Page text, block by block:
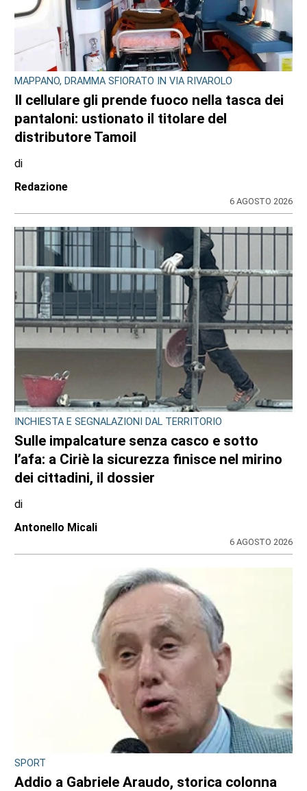
MAPPANO, DRAMMA SFIORATO IN VIA RIVAROLO
Il cellulare gli prende fuoco nella tasca dei
pantaloni: ustionato il titolare del
distributore Tamoil
di
Redazione
6 AGOSTO 2026
INCHIESTA E SEGNALAZIONI DAL TERRITORIO
Sulle impalcature senza casco e sotto
l’afa: a Ciriè la sicurezza finisce nel mirino
dei cittadini, il dossier
di
Antonello Micali
6 AGOSTO 2026
SPORT
Addio a Gabriele Araudo, storica colonna